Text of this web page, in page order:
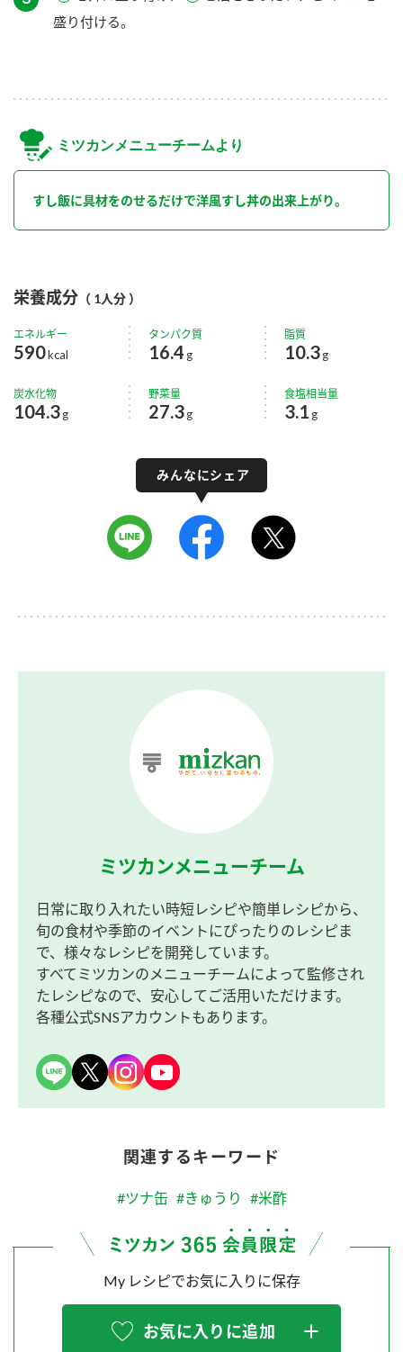
盛り付ける。
ミツカンメニューチームより
すし飯に具材をのせるだけで洋風すし丼の出来上がり。
栄養成分 （ 1人分 ）
エネルギー
590kcal
タンパク質
16.4 g
脂質
10.3 g
炭水化物
104.3g
野菜量
27.3g
食塩相当量
3.1 g
ミツカンメニューチーム
日常に取り入れたい時短レシピや簡単レシピから、
旬の食材や季節のイベントにぴったりのレシピま
で、様々なレシピを開発しています。
すべてミツカンのメニューチームによって監修され
たレシピなので、安心してご活用いただけます。
各種公式SNSアカウントもあります。
関連するキーワード
#ツナ缶 #きゅうり #米酢
My レシピでお気に入りに保存
お気に入りに追加